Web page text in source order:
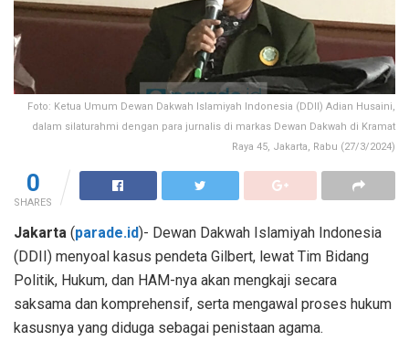
Foto: Ketua Umum Dewan Dakwah Islamiyah Indonesia (DDII) Adian Husaini,
dalam silaturahmi dengan para jurnalis di markas Dewan Dakwah di Kramat
Raya 45, Jakarta, Rabu (27/3/2024)
0
SHARES
Jakarta (parade.id)- Dewan Dakwah Islamiyah Indonesia
(DDII) menyoal kasus pendeta Gilbert, lewat Tim Bidang
Politik, Hukum, dan HAM-nya akan mengkaji secara
saksama dan komprehensif, serta mengawal proses hukum
kasusnya yang diduga sebagai penistaan agama.